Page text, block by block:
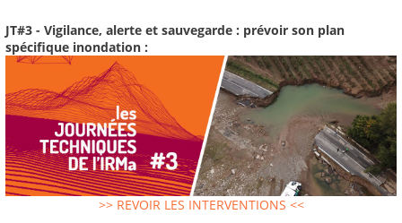
JT#3 - Vigilance, alerte et sauvegarde : prévoir son plan
spécifique inondation :
>> REVOIR LES INTERVENTIONS <<